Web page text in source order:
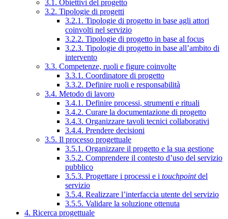
3.1. Obiettivi del progetto
3.2. Tipologie di progetti
3.2.1. Tipologie di progetto in base agli attori
coinvolti nel servizio
3.2.2. Tipologie di progetto in base al focus
3.2.3. Tipologie di progetto in base all’ambito di
intervento
3.3. Competenze, ruoli e figure coinvolte
3.3.1. Coordinatore di progetto
3.3.2. Definire ruoli e responsabilità
3.4. Metodo di lavoro
3.4.1. Definire processi, strumenti e rituali
3.4.2. Curare la documentazione di progetto
3.4.3. Organizzare tavoli tecnici collaborativi
3.4.4. Prendere decisioni
3.5. Il processo progettuale
3.5.1. Organizzare il progetto e la sua gestione
3.5.2. Comprendere il contesto d’uso del servizio
pubblico
3.5.3. Progettare i processi e i touchpointdel
servizio
3.5.4. Realizzare l’interfaccia utente del servizio
3.5.5. Validare la soluzione ottenuta
4. Ricerca progettuale